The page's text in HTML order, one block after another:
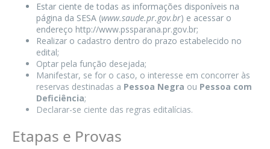
Estar ciente de todas as informações disponíveis na
página da SESA (www.saude.pr.gov.br) e acessar o
endereço http://www.pssparana.pr.gov.br;
Realizar o cadastro dentro do prazo estabelecido no
edital;
Optar pela função desejada;
Manifestar, se for o caso, o interesse em concorrer às
reservas destinadas a Pessoa Negra ou Pessoa com
Deficiência;
Declarar-se ciente das regras editalícias.
Etapas e Provas